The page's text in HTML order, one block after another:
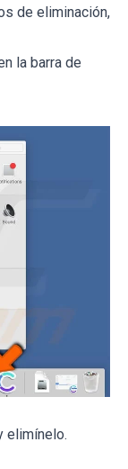
de eliminación,
la barra de
elimínelo.